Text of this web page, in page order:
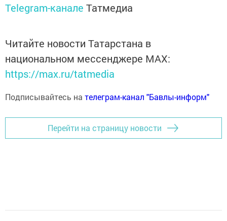
Telegram-канале Татмедиа
Читайте новости Татарстана в
национальном мессенджере MАХ:
https://max.ru/tatmedia
Подписывайтесь на телеграм-канал "Бавлы-информ"
Перейти на страницу новости